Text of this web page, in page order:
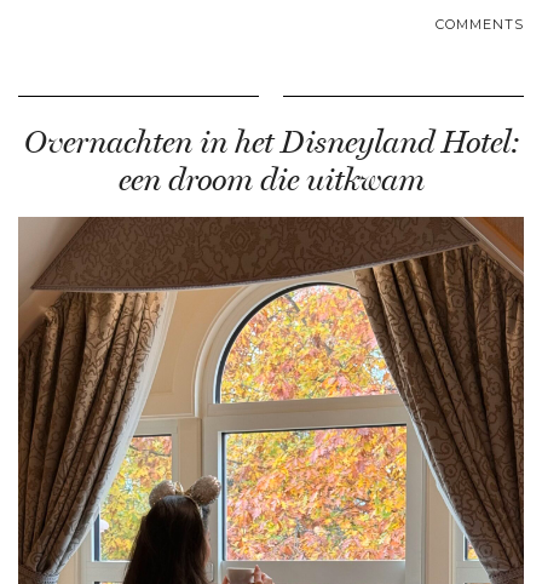
COMMENTS
Overnachten in het Disneyland Hotel:
een droom die uitkwam